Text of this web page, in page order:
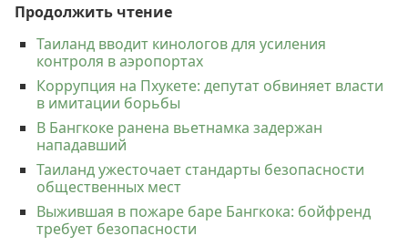
Продолжить чтение
Таиланд вводит кинологов для усиления
контроля в аэропортах
Коррупция на Пхукете: депутат обвиняет власти
в имитации борьбы
В Бангкоке ранена вьетнамка задержан
нападавший
Таиланд ужесточает стандарты безопасности
общественных мест
Выжившая в пожаре баре Бангкока: бойфренд
требует безопасности